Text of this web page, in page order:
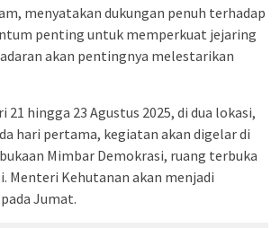
menyatakan dukungan penuh terhadap
penting untuk memperkuat jejaring
akan pentingnya melestarikan
hingga 23 Agustus 2025, di dua lokasi,
hari pertama, kegiatan akan digelar di
Mimbar Demokrasi, ruang terbuka
Menteri Kehutanan akan menjadi
Jumat.